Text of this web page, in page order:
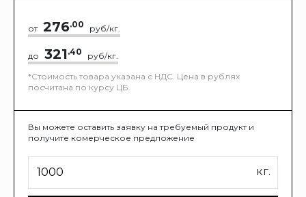
от 276.00 руб/кг.
до 321.40
руб/кг.
*Стоимость товара указана с НДС. Цена в рублях
посчитана по курсу ЦБ.
Вы можете оставить заявку на требуемый продукт и
получите комерческое предложение
кг.